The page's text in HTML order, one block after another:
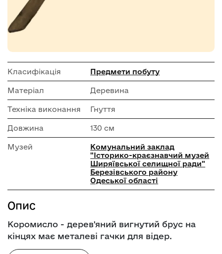
Класифікація Предмети побуту
Матеріал Деревина
Техніка виконання Гнуття
Довжина 130 см
Музей
Комунальний заклад
"Історико-краєзнавчий музей
Ширяївської селищної ради"
Березівського району
Одеської області
Опис
Коромисло - дерев'яний вигнутий брус на
кінцях має металеві гачки для відер.